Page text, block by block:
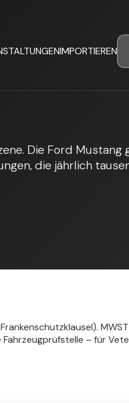
IMPORTIEREN
Die Ford Mustang
die jährlich
– für